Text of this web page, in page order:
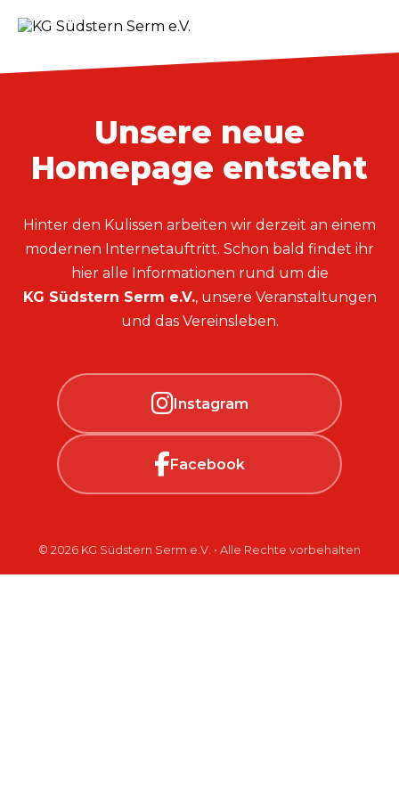
Unsere neue
Homepage entsteht
Hinter den Kulissen arbeiten wir derzeit an einem
modernen Internetauftritt. Schon bald findet ihr
hier alle Informationen rund um die
KG Südstern Serm e.V., unsere Veranstaltungen
und das Vereinsleben.
Instagram
Facebook
© 2026 KG Südstern Serm e.V. • Alle Rechte vorbehalten